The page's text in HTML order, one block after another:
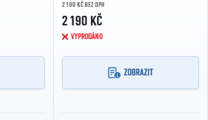
2 190 KČ BEZ DPH
2 190 KČ
VYPRODÁNO
ZOBRAZIT